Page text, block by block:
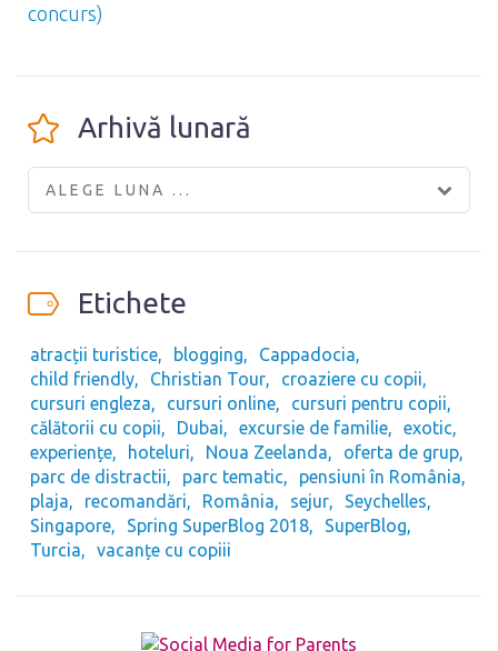
concurs)
Arhivă lunară
ALEGE LUNA ...
Etichete
atracții turistice blogging
Cappadocia
child friendly
Christian Tour
croaziere cu copii
cursuri engleza
cursuri online
cursuri pentru copii
călătorii cu copii
Dubai excursie de familie
exotic
experiențe
hoteluri Noua Zeelanda
oferta de grup
parc de distractii
parc tematic
pensiuni în România
plaja
recomandări România sejur
Seychelles
Singapore
Spring SuperBlog 2018
SuperBlog
Turcia
vacanțe cu copiii